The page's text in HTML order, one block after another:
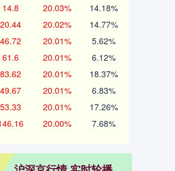
14.8 20.03% 14.18%
20.44 20.02% 14.77%
46.72 20.01% 5.62%
61.6 20.01% 6.12%
83.62 20.01% 18.37%
49.67 20.01% 6.83%
53.33 20.01% 17.26%
20.00% 7.68%